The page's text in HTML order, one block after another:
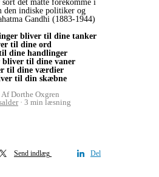
det måtte forekomme i
den indiske politiker og
Gandhi (1883-1944)
bliver til dine tanker
til dine ord
dine handlinger
bliver til dine vaner
til dine værdier
til din skæbne
Af Dorthe Oxgren
3 min læsning
Send indlæg
Del